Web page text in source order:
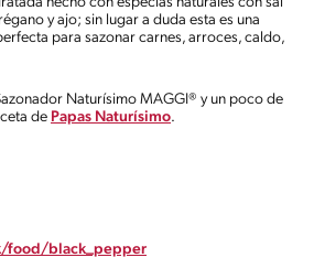
y ajo; sin lugar a duda esta es una
para sazonar carnes, arroces, caldo,
Naturísimo MAGGI® y un poco de
de Papas Naturísimo.
food/black_pepper